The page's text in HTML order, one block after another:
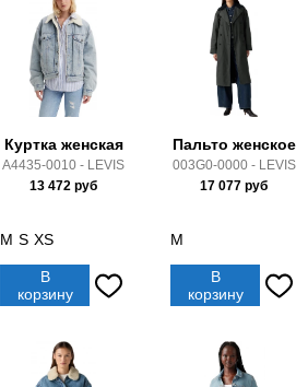
Куртка женская
A4435-0010 - LEVIS
13 472 руб
M S XS
В
корзину
Пальто женское
003G0-0000 - LEVIS
17 077 руб
M
В
корзину